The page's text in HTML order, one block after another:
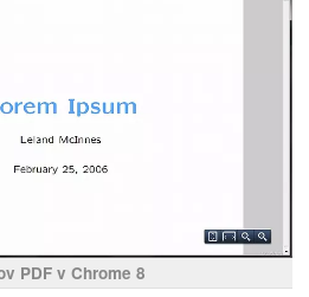
PDF v Chrome 8